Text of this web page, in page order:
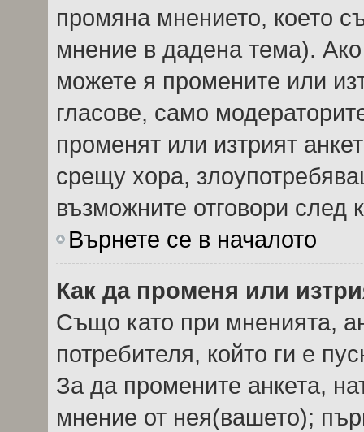
промяна мнението, което
мнение в дадена тема). Ако
можете я промените или
гласове, само
променят или изтрият
срещу хора,
възможните отговори след
Върнете се в началото
Как да променя или
Също като при мненията,
потребителя, който ги е
За да промените анкета,
мнение от нея(вашето);